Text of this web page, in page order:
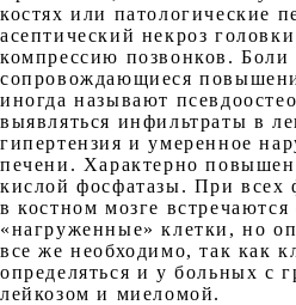
костях или патологические
асептический некроз
компрессию позвонков. Боли
сопровождающиеся
иногда называют
выявляться инфильтраты в
гипертензия и умеренное
печени. Характерно
кислой фосфатазы. При всех
в костном мозге встречаются
«нагруженные» клетки, но
все же необходимо, так как
определяться и у больных с
лейкозом и миеломой.